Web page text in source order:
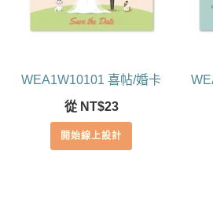
WEA1W10101 喜帖/婚卡
從 NT$23
開始線上設計